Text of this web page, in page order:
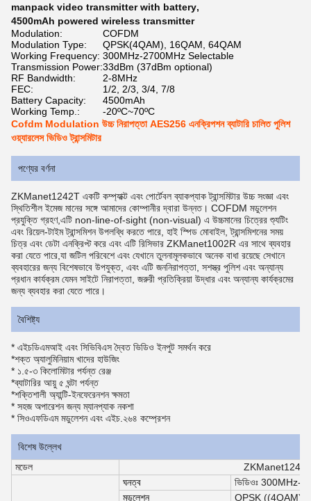
manpack video transmitter with battery,
4500mAh powered wireless transmitter
Modulation:
COFDM
Modulation Type:
QPSK(4QAM), 16QAM, 64QAM
Working Frequency: 300MHz-2700MHz Selectable
Transmission Power:33dBm (37dBm optional)
RF Bandwidth:
2-8MHz
FEC:
1/2, 2/3, 3/4, 7/8
Battery Capacity:
4500mAh
Working Temp.:
-20ºC~70ºC
Cofdm Modulation উচ্চ নিরাপত্তা AES256 এনক্রিপশন ব্যাটারি চালিত পুলিশ
ওয়্যারলেস ভিডিও ট্রান্সমিটার
পণ্যের বর্ণনা
ZKManet1242T একটি কম্প্যাক্ট এবং পোর্টেবল ব্যাকপ্যাক ট্রান্সমিটার উচ্চ সংজ্ঞা এবং
স্থিতিশীল ইমেজ মানের সঙ্গে আমাদের কোম্পানীর দ্বারা উন্নত। COFDM মডুলেশন
প্রযুক্তি গ্রহণ,এটি non-line-of-sight (non-visual) এ উচ্চমানের চিত্রের শ্যুটিং
এবং রিয়েল-টাইম ট্রান্সমিশন উপলব্ধি করতে পারে, হাই স্পিড মোবাইল, ট্রান্সমিশনের সময়
চিত্র এবং ডেটা এনক্রিপ্ট করে এবং এটি রিসিভার ZKManet1002R এর সাথে ব্যবহার
করা যেতে পারে,যা জটিল পরিবেশে এবং যেখানে তুলনামূলকভাবে অনেক বাধা রয়েছে সেখানে
ব্যবহারের জন্য বিশেষভাবে উপযুক্ত, এবং এটি জননিরাপত্তা, সশস্ত্র পুলিশ এবং অন্যান্য
প্রধান কার্যক্রম যেমন সাইটে নিরাপত্তা, জরুরী প্রতিক্রিয়া উদ্ধার এবং অন্যান্য কার্যক্রমের
জন্য ব্যবহার করা যেতে পারে।
বৈশিষ্ট্য
* এইচডিএমআই এবং সিভিবিএস দ্বৈত ভিডিও ইনপুট সমর্থন করে
*শক্ত অ্যালুমিনিয়াম খাদের হাউজিং
* ১.৫-৩ কিলোমিটার পর্যন্ত রেঞ্জ
*ব্যাটারির আয়ু ৫ ঘন্টা পর্যন্ত
*শক্তিশালী অ্যান্টি-ইনফেরেনশন ক্ষমতা
* সহজ অপারেশন জন্য ম্যানপ্যাক নকশা
* সিওএফডিএম মডুলেশন এবং এইচ.২৬৪ কম্প্রেশন
বিশেষ উল্লেখ
মডেল
ঘনত্ব
ভিডিওঃ 300MHz-
মডুলেশন
QPSK ((4QAM)/